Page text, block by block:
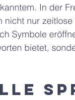
In der
nicht nur
Symbole
bietet,